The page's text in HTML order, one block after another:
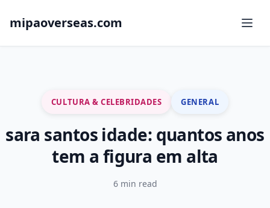
mipaoverseas.com
CULTURA & CELEBRIDADES GENERAL
sara santos idade: quantos anos
tem a figura em alta
6 min read